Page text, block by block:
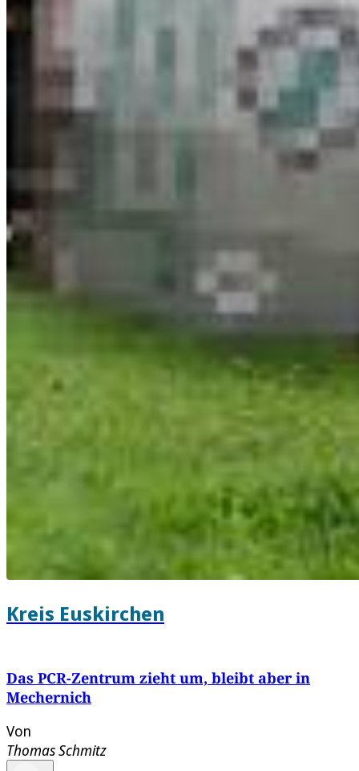
Kreis Euskirchen
Das PCR-Zentrum zieht um, bleibt aber in
Mechernich
Von
Thomas Schmitz